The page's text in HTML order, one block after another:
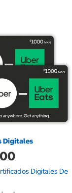
Digitales
Digitales De